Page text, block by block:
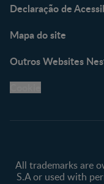
Declaração de
Mapa do site
Outros Websites
All trademarks are
S.A or used with